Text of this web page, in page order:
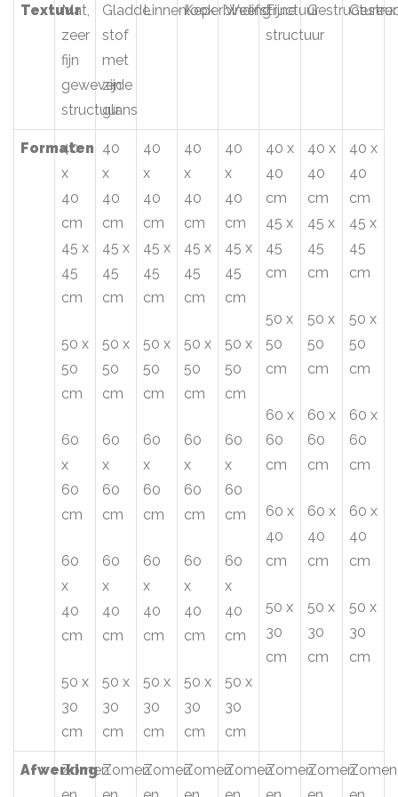
Textuur
Mat,
zeer
fijn
geweven
structuur
Gladde
stof
met
zijde
glans
LinnenlookKeperbinding
Weefstructuur
Fijne
structuur
Formaten
40
x
40
cm
45 x
45
cm
50 x
50
cm
60
x
60
cm
60
x
40
cm
50 x
30
cm
40
x
40
cm
45 x
45
cm
50 x
50
cm
60
x
60
cm
60
x
40
cm
50 x
30
cm
40
x
40
cm
45 x
45
cm
50 x
50
cm
60
x
60
cm
60
x
40
cm
50 x
30
cm
40
x
40
cm
45 x
45
cm
50 x
50
cm
60
x
60
cm
60
x
40
cm
50 x
30
cm
40
x
40
cm
45 x
45
cm
50 x
50
cm
60
x
60
cm
60
x
40
cm
50 x
30
cm
40 x
40
cm
45 x
45
cm
50 x
50
cm
60 x
60
cm
60 x
40
cm
50 x
30
cm
40 x
40
cm
45 x
45
cm
50 x
50
cm
60 x
60
cm
60 x
40
cm
50 x
30
cm
40 x
40
cm
45 x
45
cm
50 x
50
cm
60 x
60
cm
60 x
40
cm
50 x
30
cm
Afwerking
ZomenZomenZomenZomenZomenZomenZomenZomen